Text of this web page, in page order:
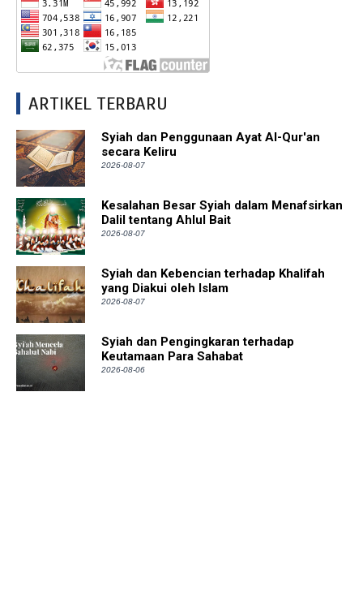
ARTIKEL TERBARU
Syiah dan Penggunaan Ayat Al-Qur'an
secara Keliru
2026-08-07
Kesalahan Besar Syiah dalam Menafsirkan
Dalil tentang Ahlul Bait
2026-08-07
Syiah dan Kebencian terhadap Khalifah
yang Diakui oleh Islam
2026-08-07
Syiah dan Pengingkaran terhadap
Keutamaan Para Sahabat
2026-08-06